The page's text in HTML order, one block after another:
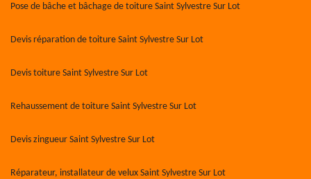
Pose de bâche et bâchage de toiture Saint Sylvestre Sur Lot
Devis réparation de toiture Saint Sylvestre Sur Lot
Devis toiture Saint Sylvestre Sur Lot
Rehaussement de toiture Saint Sylvestre Sur Lot
Devis zingueur Saint Sylvestre Sur Lot
Réparateur, installateur de velux Saint Sylvestre Sur Lot